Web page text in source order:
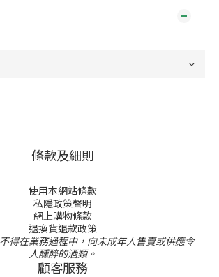
條款及細則
使用本網站條款
私隱政策聲明
網上購物條款
退換貨退款政策
得在業務過程中，向未成年人售賣或供應令
人醺醉的酒類。
顧客服務